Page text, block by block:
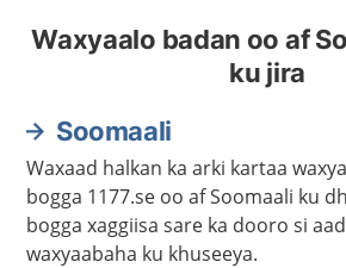
Waxyaalo badan oo af
ku jira
Soomaali
Waxaad halkan ka arki kartaa
bogga 1177.se oo af Soomaali ku
bogga xaggiisa sare ka dooro si
waxyaabaha ku khuseeya.